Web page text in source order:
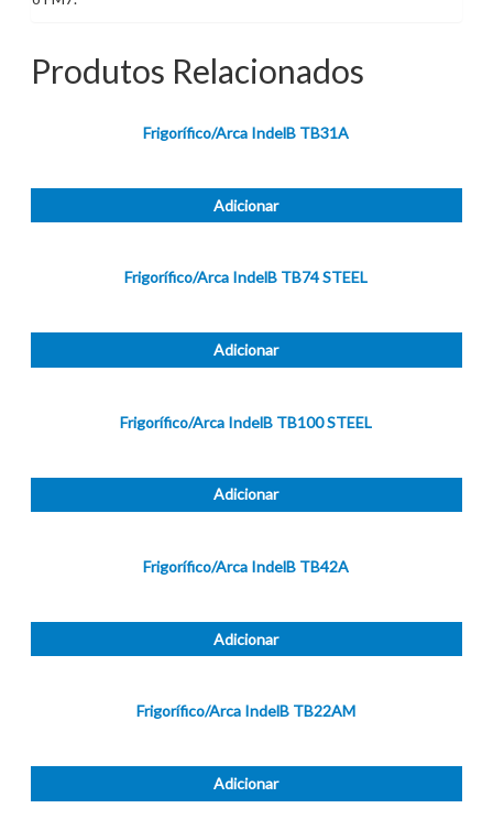
Produtos Relacionados
Frigorífico/Arca IndelB TB31A
Adicionar
Frigorífico/Arca IndelB TB74 STEEL
Adicionar
Frigorífico/Arca IndelB TB100 STEEL
Adicionar
Frigorífico/Arca IndelB TB42A
Adicionar
Frigorífico/Arca IndelB TB22AM
Adicionar